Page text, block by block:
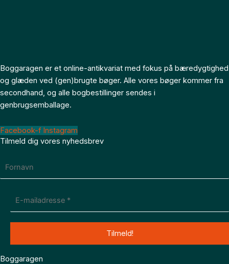
Boggaragen er et online-antikvariat med fokus på bæredygtighed
og glæden ved (gen)brugte bøger. Alle vores bøger kommer fra
secondhand, og alle bogbestillinger sendes i
genbrugsemballage.
Facebook-f Instagram
Tilmeld dig vores nyhedsbrev
Boggaragen